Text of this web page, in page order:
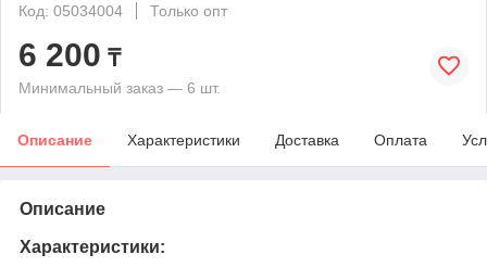
Код: 05034004
Только опт
6 200 ₸
Минимальный заказ — 6 шт.
Описание Характеристики Доставка Оплата
Описание
Характеристики: